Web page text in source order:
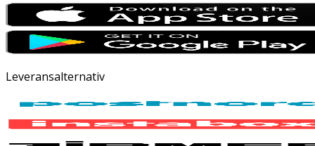
Leveransalternativ